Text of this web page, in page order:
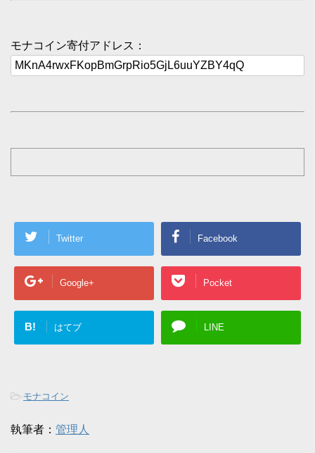
モナコイン寄付アドレス：
Twitter Facebook
Google+ Pocket
B! はてブ LINE
-モナコイン
執筆者： 管理人